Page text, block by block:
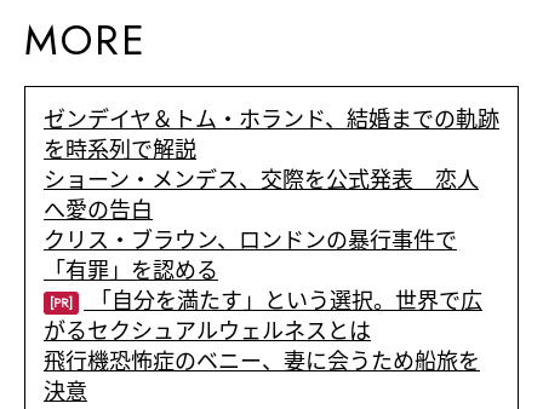
MORE
ゼンデイヤ＆トム・ホランド、結婚までの軌跡
を時系列で解説
ショーン・メンデス、交際を公式発表 恋人
へ愛の告白
クリス・ブラウン、ロンドンの暴行事件で
「有罪」を認める
[PR]
「自分を満たす」という選択。世界で広
がるセクシュアルウェルネスとは
飛行機恐怖症のベニー、妻に会うため船旅を
決意